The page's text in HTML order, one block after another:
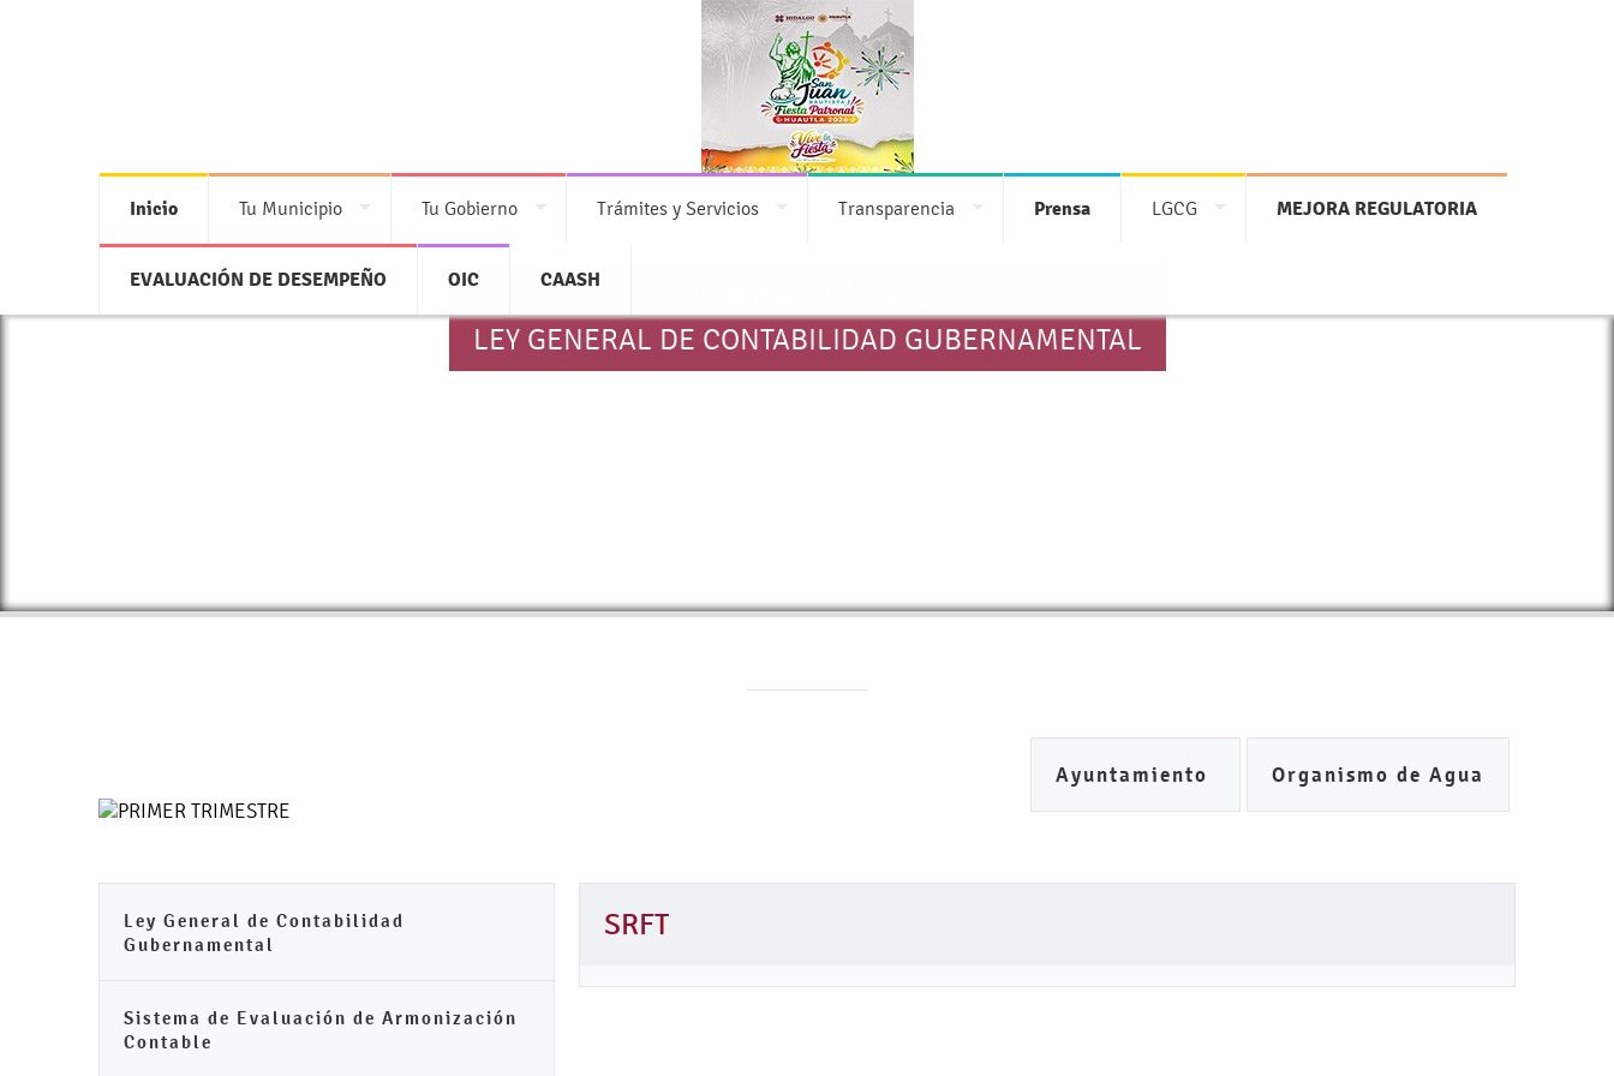
Inicio Tu Municipio Tu Gobierno Trámites y Servicios Transparencia Prensa LGCG MEJORA REGULATORIA
EVALUACIÓN DE DESEMPEÑO OIC CAASH
LEY GENERAL DE CONTABILIDAD GUBERNAMENTAL
Ayuntamiento Organismo de Agua
Ley General de Contabilidad
Gubernamental
Sistema de Evaluación de Armonización
Contable
SRFT